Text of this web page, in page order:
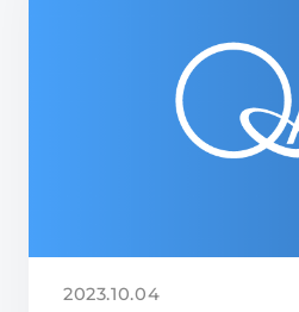
2023.10.04